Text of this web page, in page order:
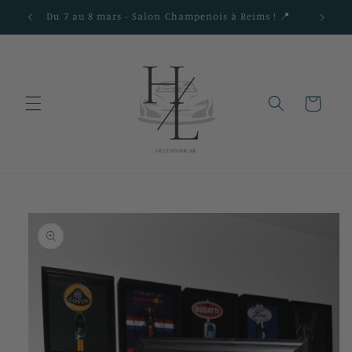
passer
au
Du 7 au 8 mars - Salon Champenois à Reims ! 📍
Panier
Passer aux
informations
produits